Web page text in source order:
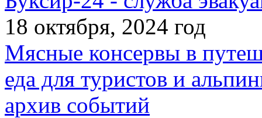
18 октября, 2024 год
Мясные консервы в
еда для туристов и
архив событий